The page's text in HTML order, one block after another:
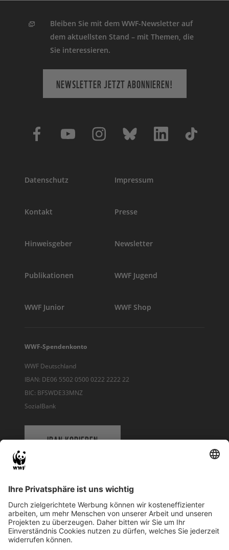
Bleiben Sie mit dem WWF-Newsletter auf
dem aktuellsten Stand – mit Themen, die
Sie interessieren.
NEWSLETTER JETZT ABONNIEREN!
Datenschutz Impressum
Kontakt Presse
Hinweisgeber Newsletter
Publikationen WWF Jugend
WWF Junior WWF Shop
WWF-Spendenkonto
WWF Deutschland
IBAN: DE06 5502 0500 0222 2222 22
BIC: BFSWDE33MNZ
SozialBank
IBAN KOPIEREN
WWF Deutschland
Reinhardtstr. 18
10117 Berlin